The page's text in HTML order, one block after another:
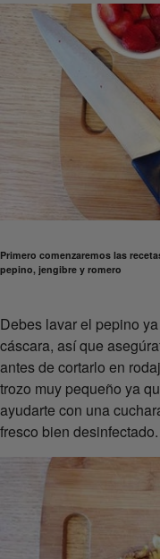
Primero comenzaremos las
pepino, jengibre y romero
Debes lavar el pepino
cáscara, así que
antes de cortarlo en
trozo muy pequeño ya
ayudarte con una
fresco bien desinfectado.